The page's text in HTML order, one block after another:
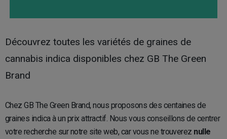
Découvrez toutes les variétés de graines de
cannabis indica disponibles chez GB The Green
Brand
Chez GB The Green Brand, nous proposons des centaines de
graines indica à un prix attractif. Nous vous conseillons de centrer
votre recherche sur notre site web, car vous ne trouverez nulle